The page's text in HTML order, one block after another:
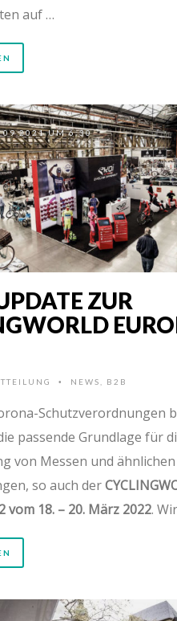
auf …
UM 6:30
ZUR
• NEWS B2B
Schutzverordnungen
passende Grundlage für
von Messen und ähnlichen
so auch der
vom 18. – 20. März 2022.